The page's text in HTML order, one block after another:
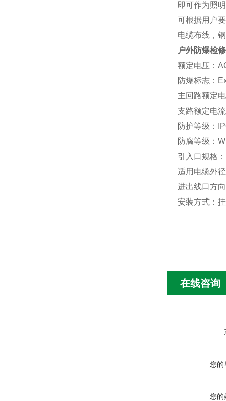
即可作为照
可根据用户
电缆布线，
户外防爆检
额定电压：
防爆标志：
主回路额定
支路额定电
防护等级：
防腐等级：
引入口规格
适用电缆外
进出线口方
安装方式：
在线咨询
您的
您的